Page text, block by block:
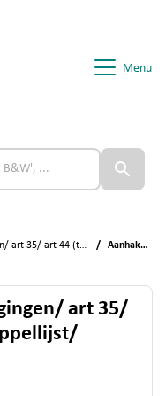
Menu
rappellijst/ amendementen Aanhaken bij 040
art 35/